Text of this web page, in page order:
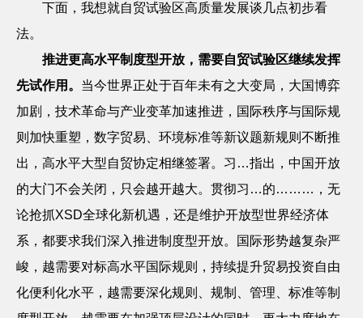
下面，我想就自贸试验区高质量发展谈几点初步看
法。
推进更高水平制度型开放，需要自贸试验区继续发挥
先试作用。 当今世界正处于百年未有之大变局，大国博弈
加剧，技术革命与产业变革加速推进，国际秩序与国际规
则加快重塑，数字贸易、环境标准等新议题新规则不断推
出，高水平大型自贸协定相继签署。习…指出，中国开放
的大门不会关闭，只会越开越大。贯彻习…的………，无
论抢抓XSD全球化新机遇，还是维护开放型世界经济体
系，都要求我们深入推进制度型开放。国际形势越复杂严
峻，越需要对标高水平国际规则，持续提升贸易投资自由
化便利化水平，越需要深化规则、规制、管理、标准等制